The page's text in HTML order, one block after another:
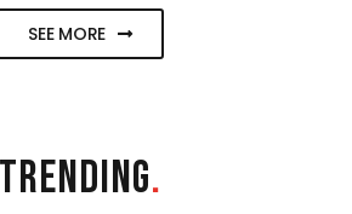
SEE MORE
TRENDING.